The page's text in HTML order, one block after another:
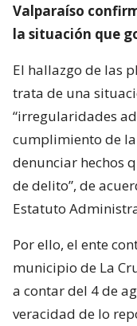
Valparaíso
la situación que
El hallazgo de las
trata de una
“irregularidades
cumplimiento de
denunciar hechos
de delito”, de
Estatuto
Por ello, el ente
municipio de La
a contar del 4 de
veracidad de lo